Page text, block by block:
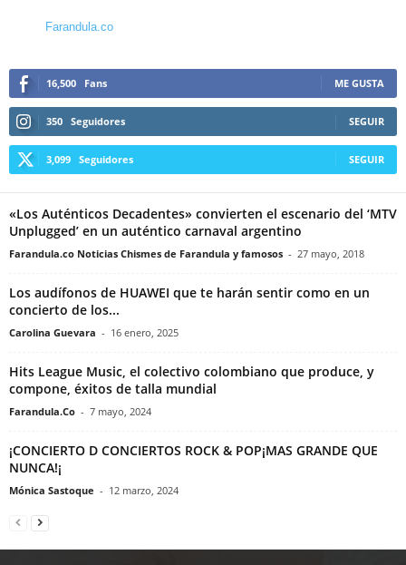
Farandula.co
16,500 Fans ME GUSTA
350 Seguidores SEGUIR
3,099 Seguidores SEGUIR
«Los Auténticos Decadentes» convierten el escenario del ‘MTV
Unplugged’ en un auténtico carnaval argentino
Farandula.co Noticias Chismes de Farandula y famosos - 27 mayo, 2018
Los audífonos de HUAWEI que te harán sentir como en un
concierto de los...
Carolina Guevara - 16 enero, 2025
Hits League Music, el colectivo colombiano que produce, y
compone, éxitos de talla mundial
Farandula.Co - 7 mayo, 2024
¡CONCIERTO D CONCIERTOS ROCK & POP¡MAS GRANDE QUE
NUNCA!¡
Mónica Sastoque - 12 marzo, 2024